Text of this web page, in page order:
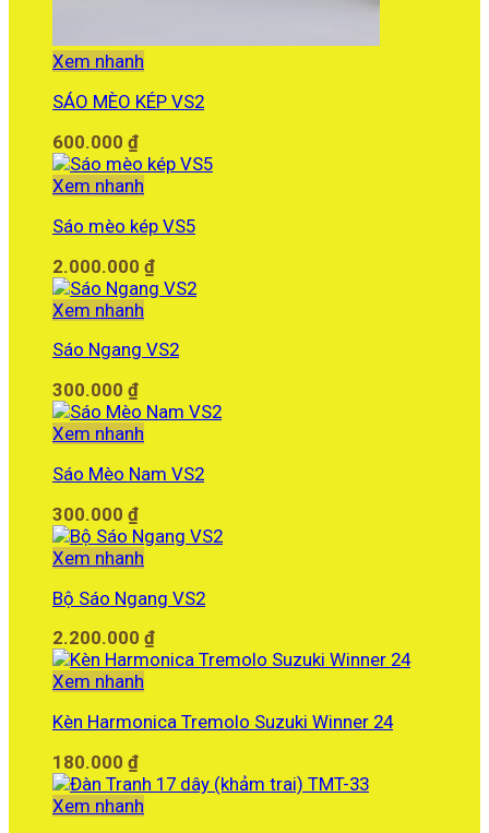
Xem nhanh
SÁO MÈO KÉP VS2
600.000 ₫
Xem nhanh
Sáo mèo kép VS5
2.000.000 ₫
Xem nhanh
Sáo Ngang VS2
300.000 ₫
Xem nhanh
Sáo Mèo Nam VS2
300.000 ₫
Xem nhanh
Bộ Sáo Ngang VS2
2.200.000 ₫
Xem nhanh
Kèn Harmonica Tremolo Suzuki Winner 24
180.000 ₫
Xem nhanh